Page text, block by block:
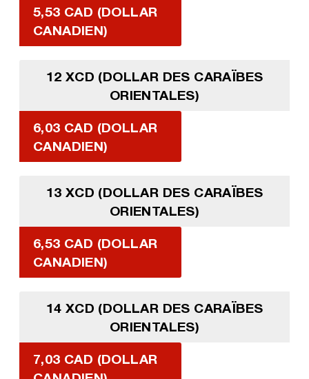
5,53 CAD (DOLLAR
CANADIEN)
12 XCD (DOLLAR DES CARAÏBES
ORIENTALES)
6,03 CAD (DOLLAR
CANADIEN)
13 XCD (DOLLAR DES CARAÏBES
ORIENTALES)
6,53 CAD (DOLLAR
CANADIEN)
14 XCD (DOLLAR DES CARAÏBES
ORIENTALES)
7,03 CAD (DOLLAR